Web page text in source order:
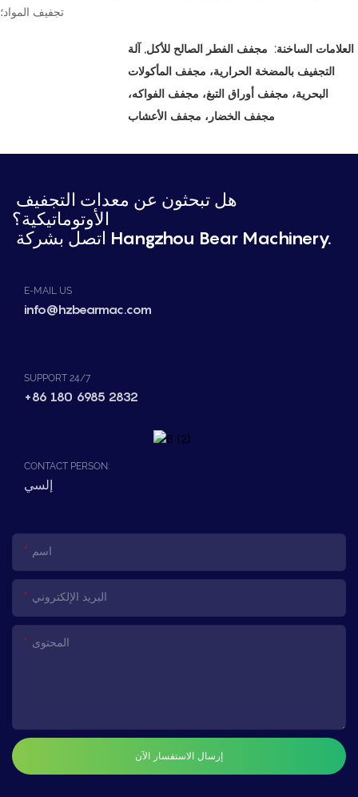
تجفيف المواد؛
العلامات الساخنة: مجفف الفطر الصالح للأكل, آلة
التجفيف بالمضخة الحرارية، مجفف المأكولات
البحرية، مجفف أوراق التبغ، مجفف الفواكه،
مجفف الخضار، مجفف الأعشاب
الأوتوماتيكية؟
اتصل بشركة Hangzhou Bear Machinery.
E-MAIL US
info@hzbearmac.com
SUPPORT 24/7
+86 180 6985 2832
CONTACT PERSON:
إلسي
اسم
البريد الإلكتروني
المحتوى
إرسال الاستفسار الآن